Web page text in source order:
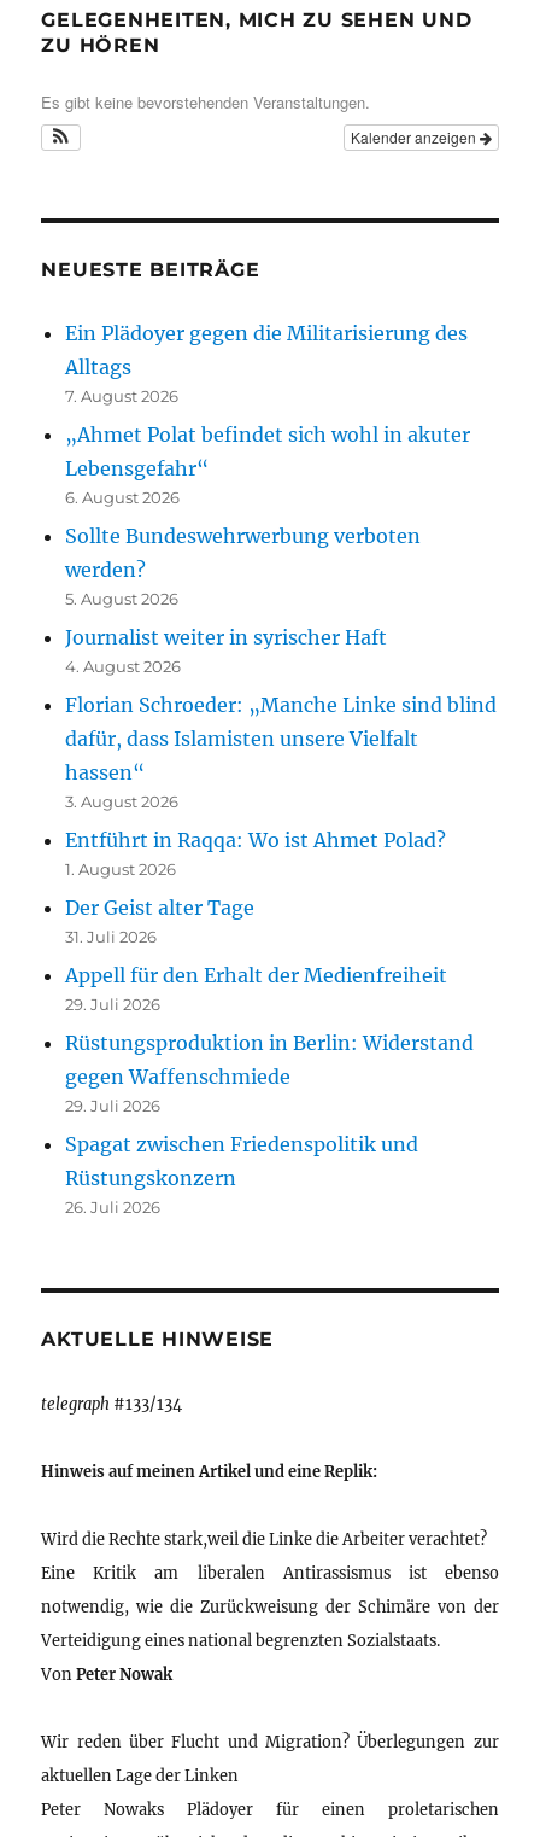
GELEGENHEITEN, MICH ZU SEHEN UND
ZU HÖREN
Es gibt keine bevorstehenden Veranstaltungen.
Kalender anzeigen
NEUESTE BEITRÄGE
Ein Plädoyer gegen die Militarisierung des
Alltags
7. August 2026
„Ahmet Polat befindet sich wohl in akuter
Lebensgefahr“
6. August 2026
Sollte Bundeswehrwerbung verboten
werden?
5. August 2026
Journalist weiter in syrischer Haft
4. August 2026
Florian Schroeder: „Manche Linke sind blind
dafür, dass Islamisten unsere Vielfalt
hassen“
3. August 2026
Entführt in Raqqa: Wo ist Ahmet Polad?
1. August 2026
Der Geist alter Tage
31. Juli 2026
Appell für den Erhalt der Medienfreiheit
29. Juli 2026
Rüstungsproduktion in Berlin: Widerstand
gegen Waffenschmiede
29. Juli 2026
Spagat zwischen Friedenspolitik und
Rüstungskonzern
26. Juli 2026
AKTUELLE HINWEISE
telegraph #133/134
Hinweis auf meinen Artikel und eine Replik:
Wird die Rechte stark,weil die Linke die Arbeiter verachtet?
Eine Kritik am liberalen Antirassismus ist ebenso
notwendig, wie die Zurückweisung der Schimäre von der
Verteidigung eines national begrenzten Sozialstaats.
VonPeter Nowak
Wir reden über Flucht und Migration? Überlegungen zur
aktuellen Lage der Linken
Peter Nowaks Plädoyer für einen proletarischen